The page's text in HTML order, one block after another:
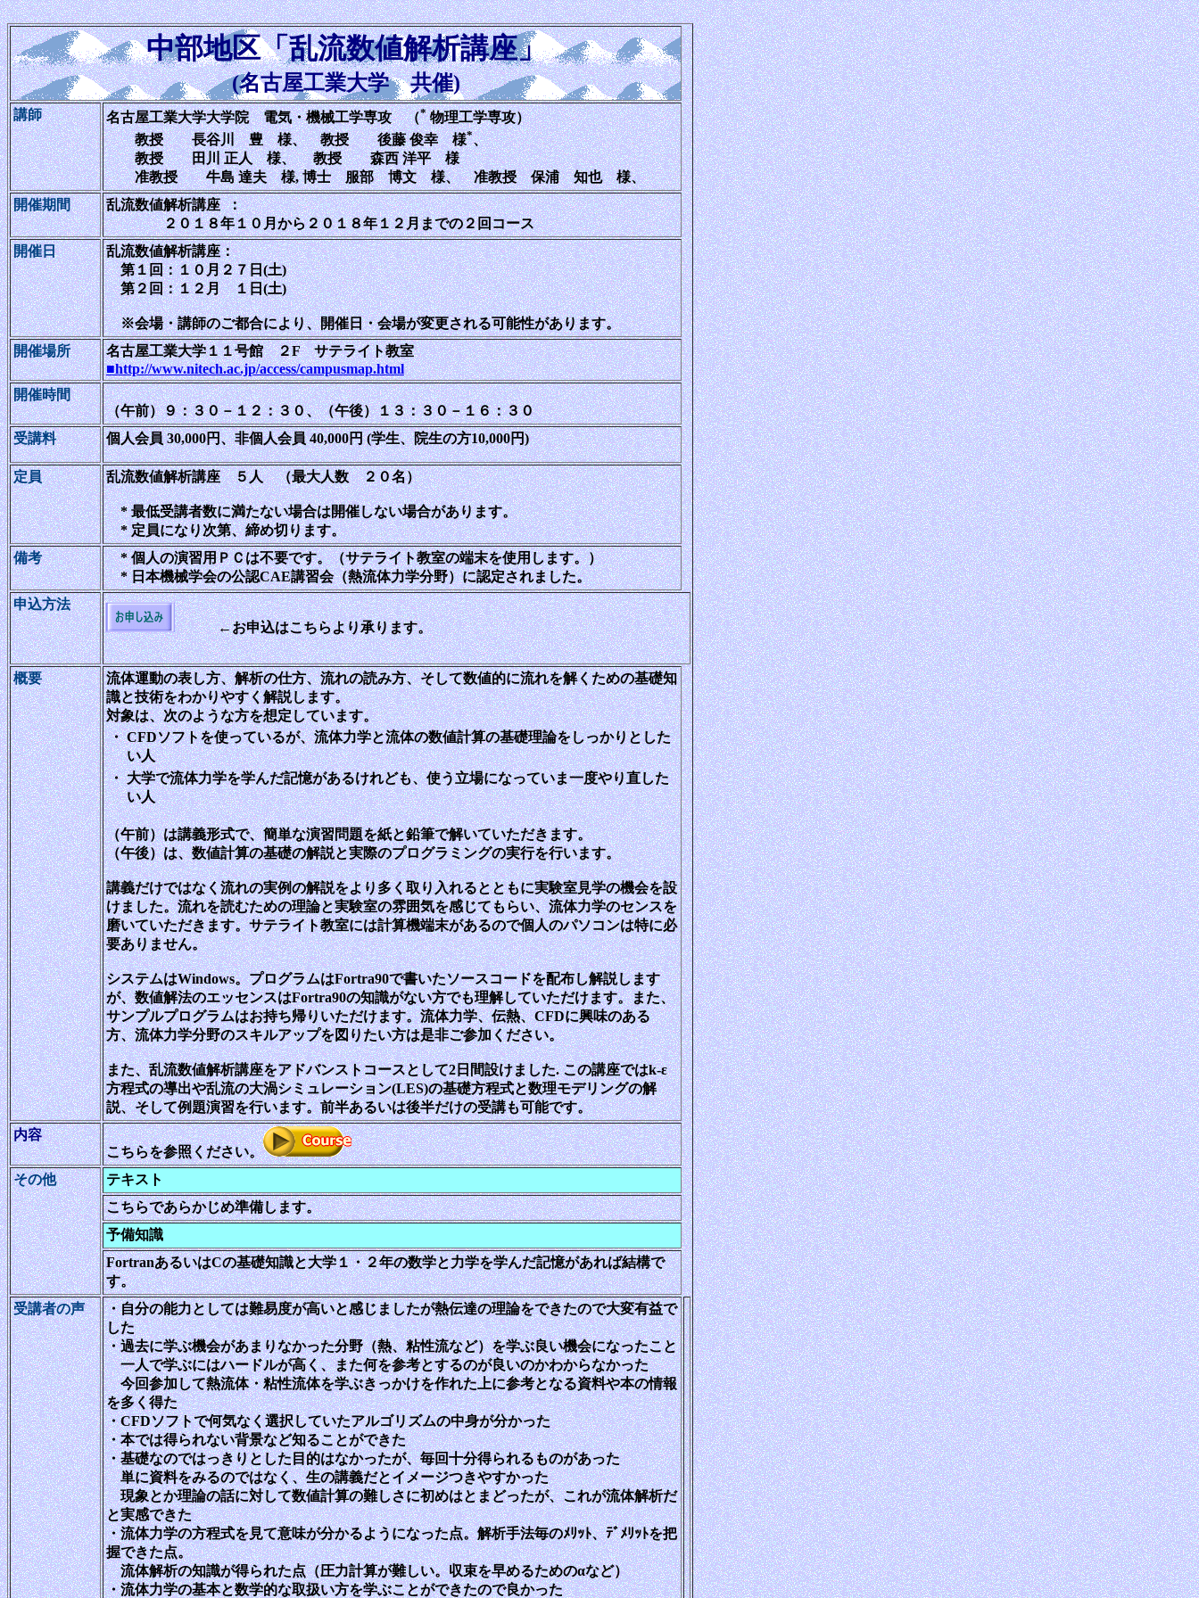
中部地区「乱流数値解析講座」
(名古屋工業大学 共催)
講師 名古屋工業大学大学院 電気・機械工学専攻 （*物理工学専攻）
教授 長谷川 豊 様、 教授 後藤 俊幸 様*、
教授 田川 正人 様、 教授 森西 洋平 様
准教授 牛島 達夫 様, 博士 服部 博文 様、 准教授 保浦 知也 様、
開催期間
乱流数値解析講座 ：
２０１８年１０月から２０１８年１２月までの２回コース
開催日
乱流数値解析講座：
第１回：１０月２７日(土)
第２回：１２月 １日(土)
※会場・講師のご都合により、開催日・会場が変更される可能性があります。
開催場所
名古屋工業大学１１号館 ２F サテライト教室
■http://www.nitech.ac.jp/access/campusmap.html
開催時間
（午前）９：３０－１２：３０、（午後）１３：３０－１６：３０
受講料
個人会員 30,000円、非個人会員 40,000円 (学生、院生の方10,000円)
定員 乱流数値解析講座 ５人 （最大人数 ２０名）
* 最低受講者数に満たない場合は開催しない場合があります。
* 定員になり次第、締め切ります。
備考
* 個人の演習用ＰＣは不要です。（サテライト教室の端末を使用します。）
* 日本機械学会の公認CAE講習会（熱流体力学分野）に認定されました。
申込方法
←お申込はこちらより承ります。
概要
流体運動の表し方、解析の仕方、流れの読み方、そして数値的に流れを解くための基礎知
識と技術をわかりやすく解説します。
対象は、次のような方を想定しています。
・ CFDソフトを使っているが、流体力学と流体の数値計算の基礎理論をしっかりとした
い人
・ 大学で流体力学を学んだ記憶があるけれども、使う立場になっていま一度やり直した
い人
（午前）は講義形式で、簡単な演習問題を紙と鉛筆で解いていただきます。
（午後）は、数値計算の基礎の解説と実際のプログラミングの実行を行います。
講義だけではなく流れの実例の解説をより多く取り入れるとともに実験室見学の機会を設
けました。流れを読むための理論と実験室の雰囲気を感じてもらい、流体力学のセンスを
磨いていただきます。サテライト教室には計算機端末があるので個人のパソコンは特に必
要ありません。
システムはWindows。プログラムはFortra90で書いたソースコードを配布し解説します
が、数値解法のエッセンスはFortra90の知識がない方でも理解していただけます。また、
サンプルプログラムはお持ち帰りいただけます。流体力学、伝熱、CFDに興味のある
方、流体力学分野のスキルアップを図りたい方は是非ご参加ください。
また、乱流数値解析講座をアドバンストコースとして2日間設けました. この講座ではk-ε
方程式の導出や乱流の大渦シミュレーション(LES)の基礎方程式と数理モデリングの解
説、そして例題演習を行います。前半あるいは後半だけの受講も可能です。
内容
こちらを参照ください。
その他
テキスト
こちらであらかじめ準備します。
予備知識
FortranあるいはCの基礎知識と大学１・２年の数学と力学を学んだ記憶があれば結構で
す。
受講者の声
・自分の能力としては難易度が高いと感じましたが熱伝達の理論をできたので大変有益で
した
・過去に学ぶ機会があまりなかった分野（熱、粘性流など）を学ぶ良い機会になったこと
一人で学ぶにはハードルが高く、また何を参考とするのが良いのかわからなかった
今回参加して熱流体・粘性流体を学ぶきっかけを作れた上に参考となる資料や本の情報
を多く得た
・CFDソフトで何気なく選択していたアルゴリズムの中身が分かった
・本では得られない背景など知ることができた
・基礎なのではっきりとした目的はなかったが、毎回十分得られるものがあった
単に資料をみるのではなく、生の講義だとイメージつきやすかった
現象とか理論の話に対して数値計算の難しさに初めはとまどったが、これが流体解析だ
と実感できた
・流体力学の方程式を見て意味が分かるようになった点。解析手法毎のﾒﾘｯﾄ、ﾃﾞﾒﾘｯﾄを把
握できた点。
流体解析の知識が得られた点（圧力計算が難しい。収束を早めるためのαなど）
・流体力学の基本と数学的な取扱い方を学ぶことができたので良かった